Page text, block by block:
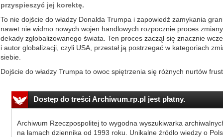
przyspieszyć jej korektę.
To nie dojście do władzy Donalda Trumpa i zapowiedź zamykania
nawet nie widmo nowych wojen handlowych rozpocznie proces
dekady zglobalizowanego świata. Ten proces zaczął się znacznie
i autor globalizacji, czyli USA, przestał ją postrzegać w kategoriach
siebie.
Dojście do władzy Trumpa to owoc spiętrzenia się różnych nurtów
Dostęp do treści Archiwum.rp.pl jest płatny.
Archiwum Rzeczpospolitej to wygodna wyszukiwarka
na łamach dziennika od 1993 roku. Unikalne źródło wiedzy o